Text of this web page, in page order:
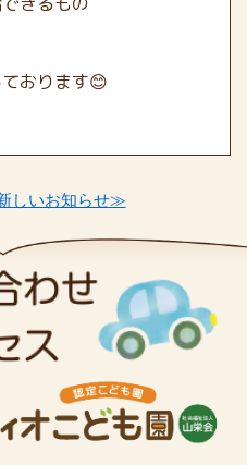
おります😊
しいお知らせ≫